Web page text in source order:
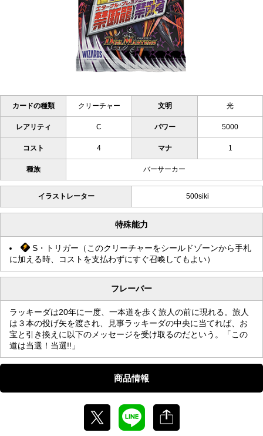
カードの種類 クリーチャー 文明 光
レアリティ C パワー 5000
コスト 4 マナ 1
種族 バーサーカー
イラストレーター 500siki
特殊能力
S・トリガー（このクリーチャーをシールドゾーンから手札
に加える時、コストを支払わずにすぐ召喚してもよい）
フレーバー
ラッキーダは20年に一度、一本道を歩く旅人の前に現れる。旅人
は３本の投げ矢を渡され、見事ラッキーダの中央に当てれば、お
宝と引き換えに以下のメッセージを受け取るのだという。「この
道は当選！当選!!」
商品情報